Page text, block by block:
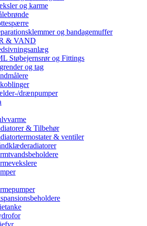
og karme
og bandagemuffer
& VAND
Støbejernsrør og Fittings
og tag
drænpumper
& Tilbehør
& ventiler